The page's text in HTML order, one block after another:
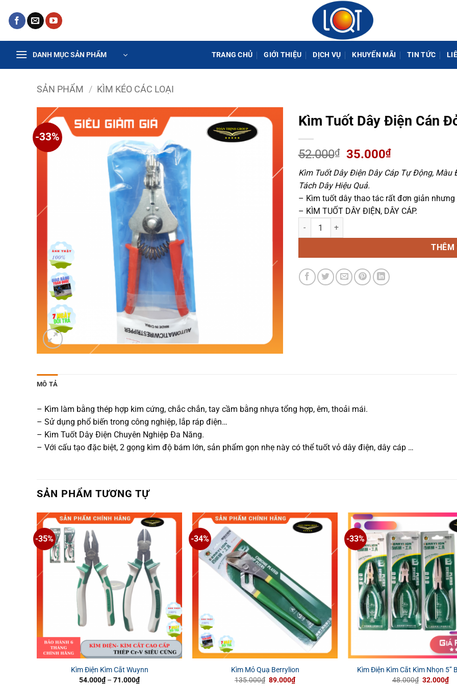
qua
dung
DANH MỤC SẢN PHẨM TRANG CHỦ GIỚI THIỆU DỊCH VỤ KHUYẾN MÃI TIN TỨC
SẢN PHẨM / KÌM KÉO CÁC LOẠI
-33%
Kìm Tuốt Dây Điện Cán
52.000₫
Giá
gốc
là:
52.000₫.
35.000₫Giá
hiện
tại
35.000₫.
Kìm Tuốt Dây Điện Dây Cáp Tự Động, Màu
Tách Dây Hiệu Quả.
– Kìm tuốt dây thao tác rất đơn giản nhưng
– KÌM TUỐT DÂY ĐIỆN, DÂY CÁP.
Kìm Tuốt Dây Điện Cán Đỏ số lượng
THÊM
MÔ TẢ
– Kìm làm bằng thép hợp kim cứng, chắc chắn, tay cầm bằng nhựa tổng hợp, êm, thoải mái.
– Sử dụng phổ biến trong công nghiệp, lắp ráp điện…
– Kìm Tuốt Dây Điện Chuyên Nghiệp Đa Năng.
– Với cấu tạo đặc biệt, 2 gọng kìm độ bám lớn, sản phẩm gọn nhẹ này có thể tuốt vỏ dây điện, dây cáp …
SẢN PHẨM TƯƠNG TỰ
-35%
Kìm Điện Kìm Cắt Wuynn
54.000₫ – 71.000₫Khoảng
-34%
Kìm Mỏ Quạ Berrylion
135.000₫ Giá
89.000₫Giá
-33%
Kìm Điện Kìm Cắt Kìm Nhọn 5”
48.000₫ Giá
32.000₫Giá